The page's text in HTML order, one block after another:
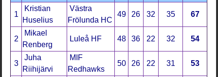
1
Kristian
Huselius
Västra
Frölunda HC
49 26 32 35 67
2
Mikael
Renberg
Luleå HF 48 36 22 32 54
3
Juha
Riihijärvi
MIF
Redhawks
50 26 22 31 53